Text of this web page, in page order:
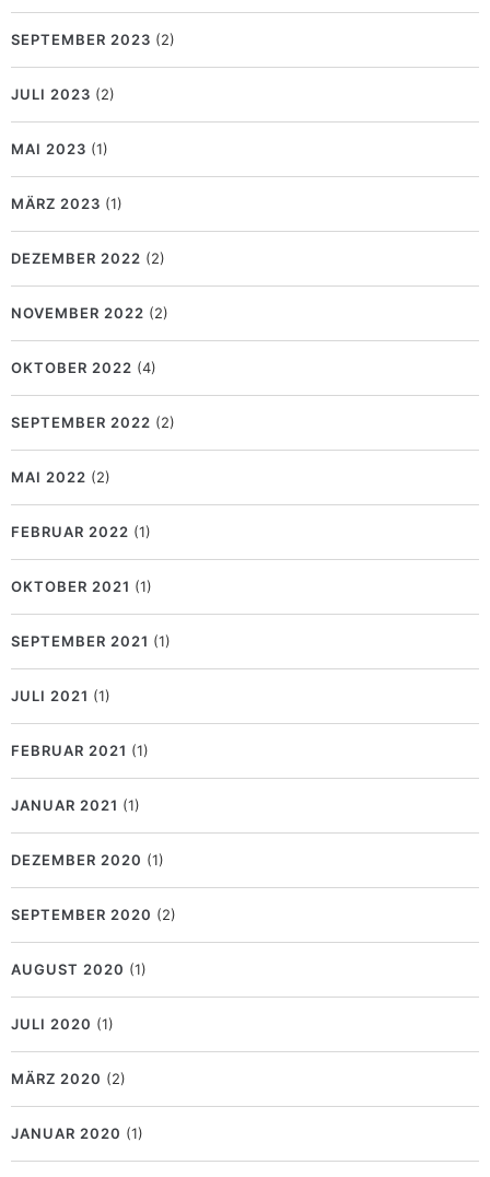
SEPTEMBER 2023 (2)
JULI 2023 (2)
MAI 2023 (1)
MÄRZ 2023 (1)
DEZEMBER 2022 (2)
NOVEMBER 2022 (2)
OKTOBER 2022 (4)
SEPTEMBER 2022 (2)
MAI 2022 (2)
FEBRUAR 2022 (1)
OKTOBER 2021 (1)
SEPTEMBER 2021 (1)
JULI 2021 (1)
FEBRUAR 2021 (1)
JANUAR 2021 (1)
DEZEMBER 2020 (1)
SEPTEMBER 2020 (2)
AUGUST 2020 (1)
JULI 2020 (1)
MÄRZ 2020 (2)
JANUAR 2020 (1)